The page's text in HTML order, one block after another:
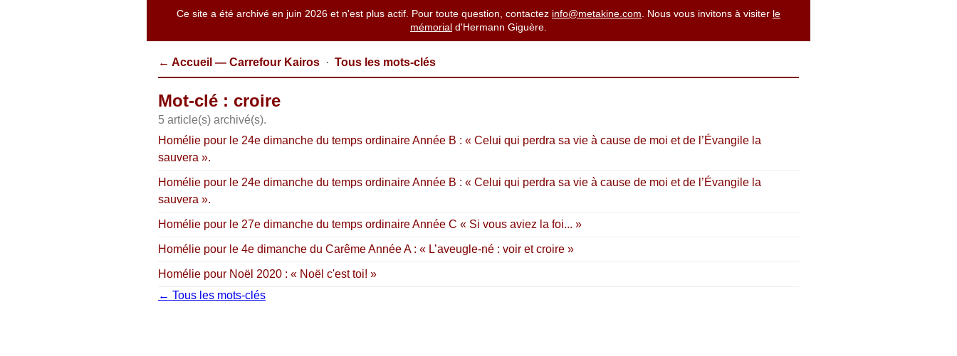
Ce site a été archivé en juin 2026 et n'est plus actif. Pour toute question, contactez info@metakine.com . Nous vous invitons à visiter le
mémorial d'Hermann Giguère.
← Accueil — Carrefour Kairos · Tous les mots-clés
Mot-clé : croire
5 article(s) archivé(s).
Homélie pour le 24e dimanche du temps ordinaire Année B : « Celui qui perdra sa vie à cause de moi et de l’Évangile la
sauvera ».
Homélie pour le 24e dimanche du temps ordinaire Année B : « Celui qui perdra sa vie à cause de moi et de l’Évangile la
sauvera ».
Homélie pour le 27e dimanche du temps ordinaire Année C « Si vous aviez la foi... »
Homélie pour le 4e dimanche du Carême Année A : « L’aveugle-né : voir et croire »
Homélie pour Noël 2020 : « Noël c'est toi! »
← Tous les mots-clés